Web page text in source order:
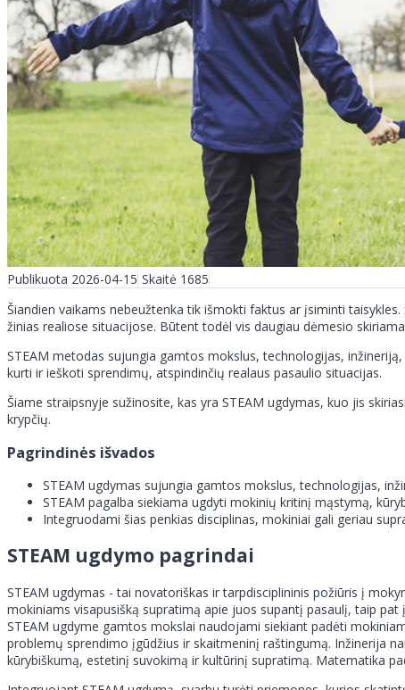
Publikuota 2026-04-15 Skaitė 1685
Šiandien vaikams nebeužtenka tik išmokti faktus ar įsiminti
žinias realiose situacijose. Būtent todėl vis daugiau dėmesio
STEAM metodas sujungia gamtos mokslus, technologijas,
kurti ir ieškoti sprendimų, atspindinčių realaus pasaulio situacijas.
Šiame straipsnyje sužinosite, kas yra STEAM ugdymas, kuo jis
krypčių.
Pagrindinės išvados
STEAM ugdymas sujungia gamtos mokslus, technologijas,
STEAM pagalba siekiama ugdyti mokinių kritinį mąstymą,
Integruodami šias penkias disciplinas, mokiniai gali geriau
STEAM ugdymo pagrindai
STEAM ugdymas - tai novatoriškas ir tarpdisciplininis požiūris į
mokiniams visapusišką supratimą apie juos supantį pasaulį, taip
STEAM ugdyme gamtos mokslai naudojami siekiant padėti
problemų sprendimo įgūdžius ir skaitmeninį raštingumą. Inžinerija
kūrybiškumą, estetinį suvokimą ir kultūrinį supratimą. Matematika